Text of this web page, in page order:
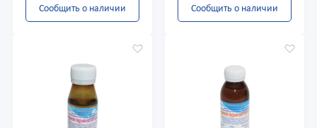
Сообщить о наличии Сообщить о наличии